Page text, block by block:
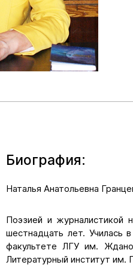
Биография:
Наталья Анатольевна
Поэзией и журналистикой
шестнадцать лет. Училась
факультете ЛГУ им.
Литературный институт им.